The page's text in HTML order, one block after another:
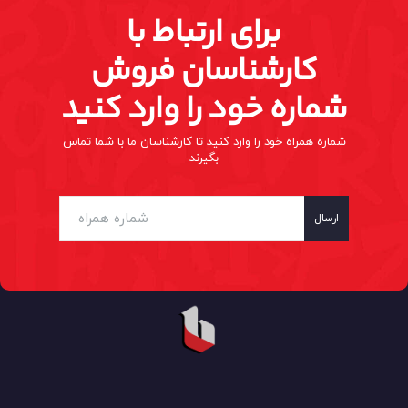
برای ارتباط با
کارشناسان فروش
شماره خود را وارد کنید
شماره همراه خود را وارد کنید تا کارشناسان ما با شما تماس
بگیرند
ارسال